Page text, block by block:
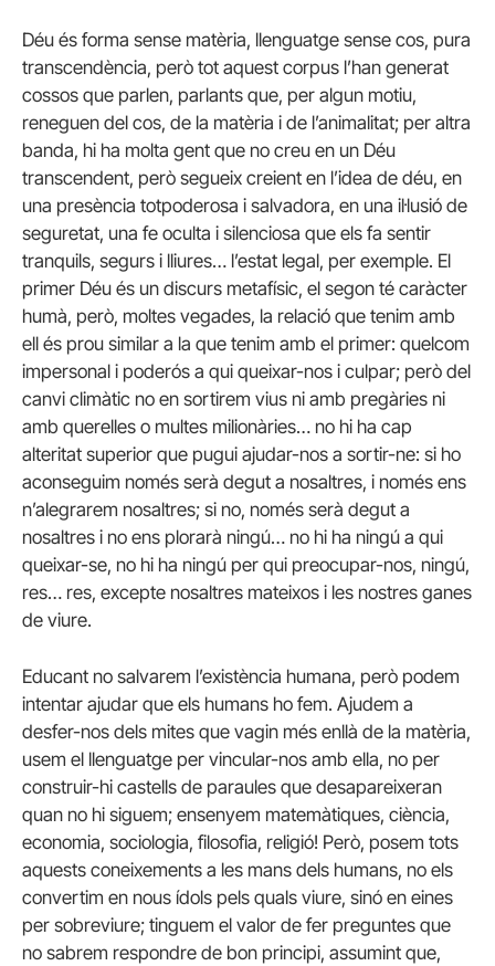
Déu és forma sense matèria, llenguatge sense cos, pura
transcendència, però tot aquest corpus l’han generat
cossos que parlen, parlants que, per algun motiu,
reneguen del cos, de la matèria i de l’animalitat; per altra
banda, hi ha molta gent que no creu en un Déu
transcendent, però segueix creient en l’idea de déu, en
una presència totpoderosa i salvadora, en una il·lusió de
seguretat, una fe oculta i silenciosa que els fa sentir
tranquils, segurs i lliures… l’estat legal, per exemple. El
primer Déu és un discurs metafísic, el segon té caràcter
humà, però, moltes vegades, la relació que tenim amb
ell és prou similar a la que tenim amb el primer: quelcom
impersonal i poderós a qui queixar-nos i culpar; però del
canvi climàtic no en sortirem vius ni amb pregàries ni
amb querelles o multes milionàries… no hi ha cap
alteritat superior que pugui ajudar-nos a sortir-ne: si ho
aconseguim només serà degut a nosaltres, i només ens
n’alegrarem nosaltres; si no, només serà degut a
nosaltres i no ens plorarà ningú… no hi ha ningú a qui
queixar-se, no hi ha ningú per qui preocupar-nos, ningú,
res… res, excepte nosaltres mateixos i les nostres ganes
de viure.
Educant no salvarem l’existència humana, però podem
intentar ajudar que els humans ho fem. Ajudem a
desfer-nos dels mites que vagin més enllà de la matèria,
usem el llenguatge per vincular-nos amb ella, no per
construir-hi castells de paraules que desapareixeran
quan no hi siguem; ensenyem matemàtiques, ciència,
economia, sociologia, filosofia, religió! Però, posem tots
aquests coneixements a les mans dels humans, no els
convertim en nous ídols pels quals viure, sinó en eines
per sobreviure; tinguem el valor de fer preguntes que
no sabrem respondre de bon principi, assumint que,